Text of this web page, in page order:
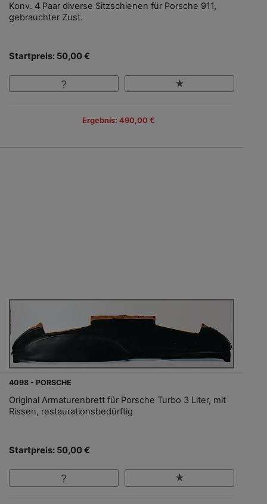
Konv. 4 Paar diverse Sitzschienen für Porsche 911,
gebrauchter Zust.
Startpreis: 50,00 €
Ergebnis: 490,00 €
4098 - PORSCHE
Original Armaturenbrett für Porsche Turbo 3 Liter, mit
Rissen, restaurationsbedürftig
Startpreis: 50,00 €